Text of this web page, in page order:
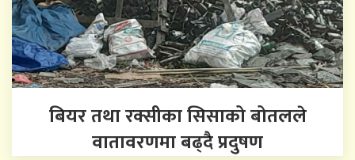
बियर तथा रक्सीका सिसाको बोतलले
वातावरणमा बढ्दै प्रदुषण